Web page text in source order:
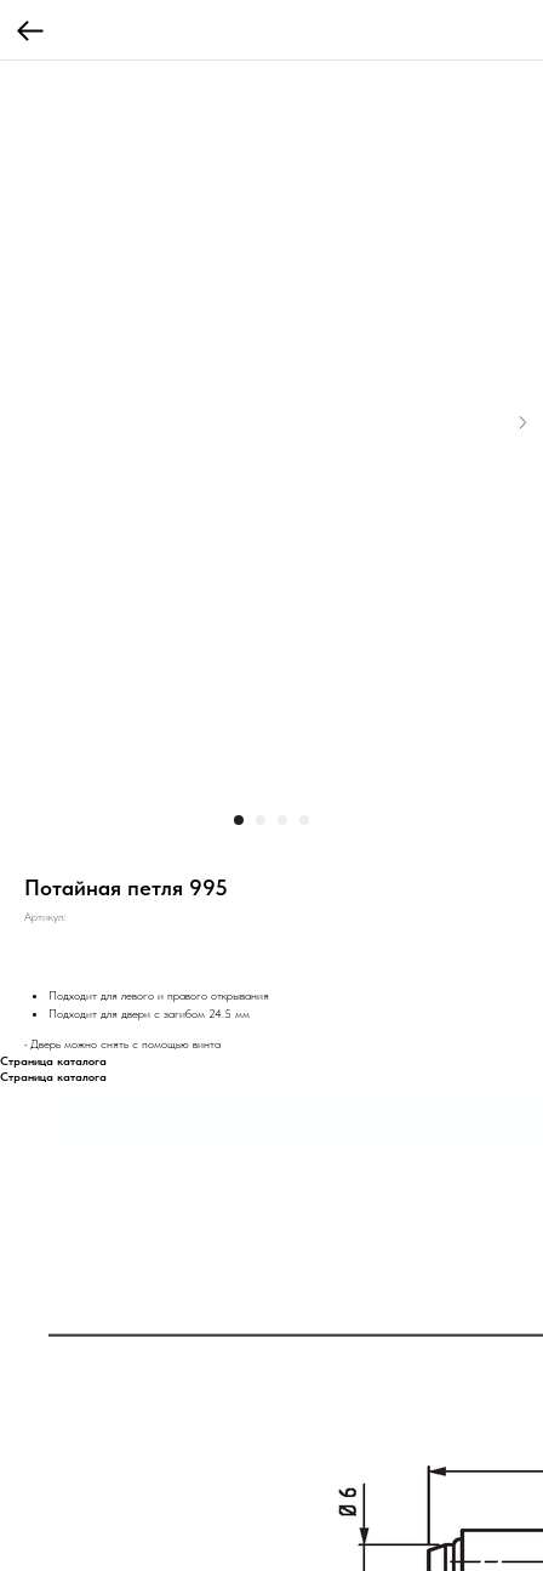
Потайная петля 995
Артикул:
Подходит для левого и правого открывания
Подходит для двери с загибом 24.5 мм
• Дверь можно снять с помощью винта
Страница каталога
Страница каталога